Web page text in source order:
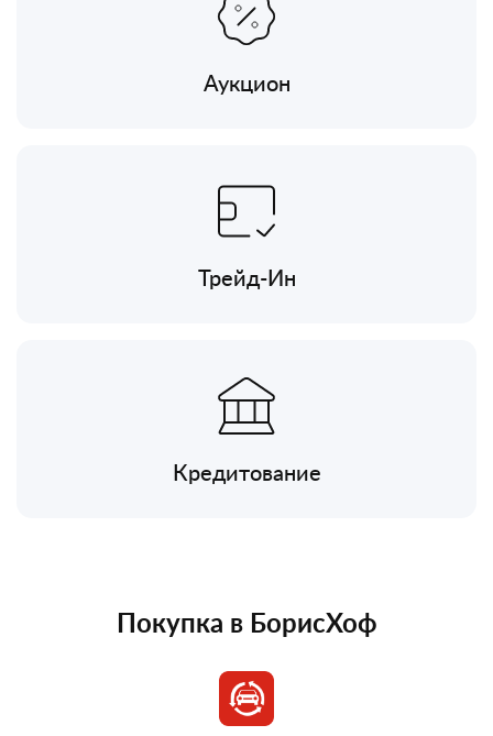
Аукцион
Трейд-Ин
Кредитование
Покупка в БорисХоф